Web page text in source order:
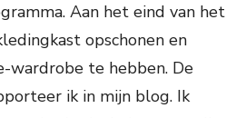
Aan het eind van het
opschonen en
wardrobe te hebben. De
ik in mijn blog. Ik